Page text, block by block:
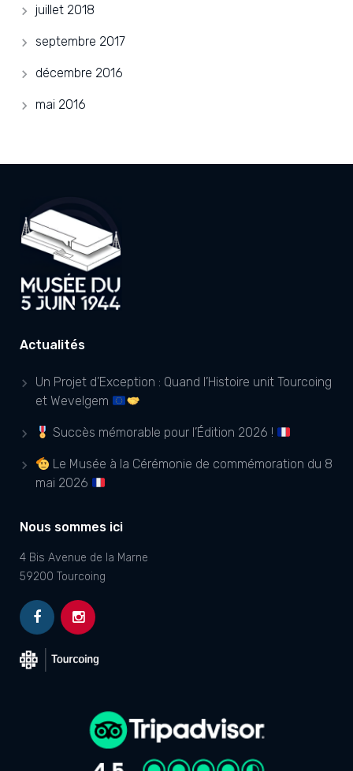
juillet 2018
septembre 2017
décembre 2016
mai 2016
Actualités
Un Projet d’Exception : Quand l’Histoire unit Tourcoing
et Wevelgem
Succès mémorable pour l’Édition 2026 !
Le Musée à la Cérémonie de commémoration du 8
mai 2026
Nous sommes ici
4 Bis Avenue de la Marne
59200 Tourcoing